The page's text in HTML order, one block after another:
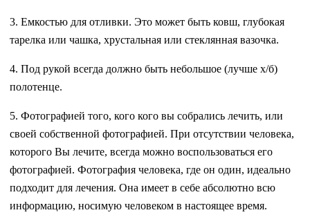
3. Емкостью для отливки. Это может быть ковш, глубокая
тарелка или чашка, хрустальная или стеклянная вазочка.
4. Под рукой всегда должно быть небольшое (лучше х/б)
полотенце.
5. Фотографией того, кого кого вы собрались лечить, или
своей собственной фотографией. При отсутствии человека,
которого Вы лечите, всегда можно воспользоваться его
фотографией. Фотография человека, где он один, идеально
подходит для лечения. Она имеет в себе абсолютно всю
информацию, носимую человеком в настоящее время.